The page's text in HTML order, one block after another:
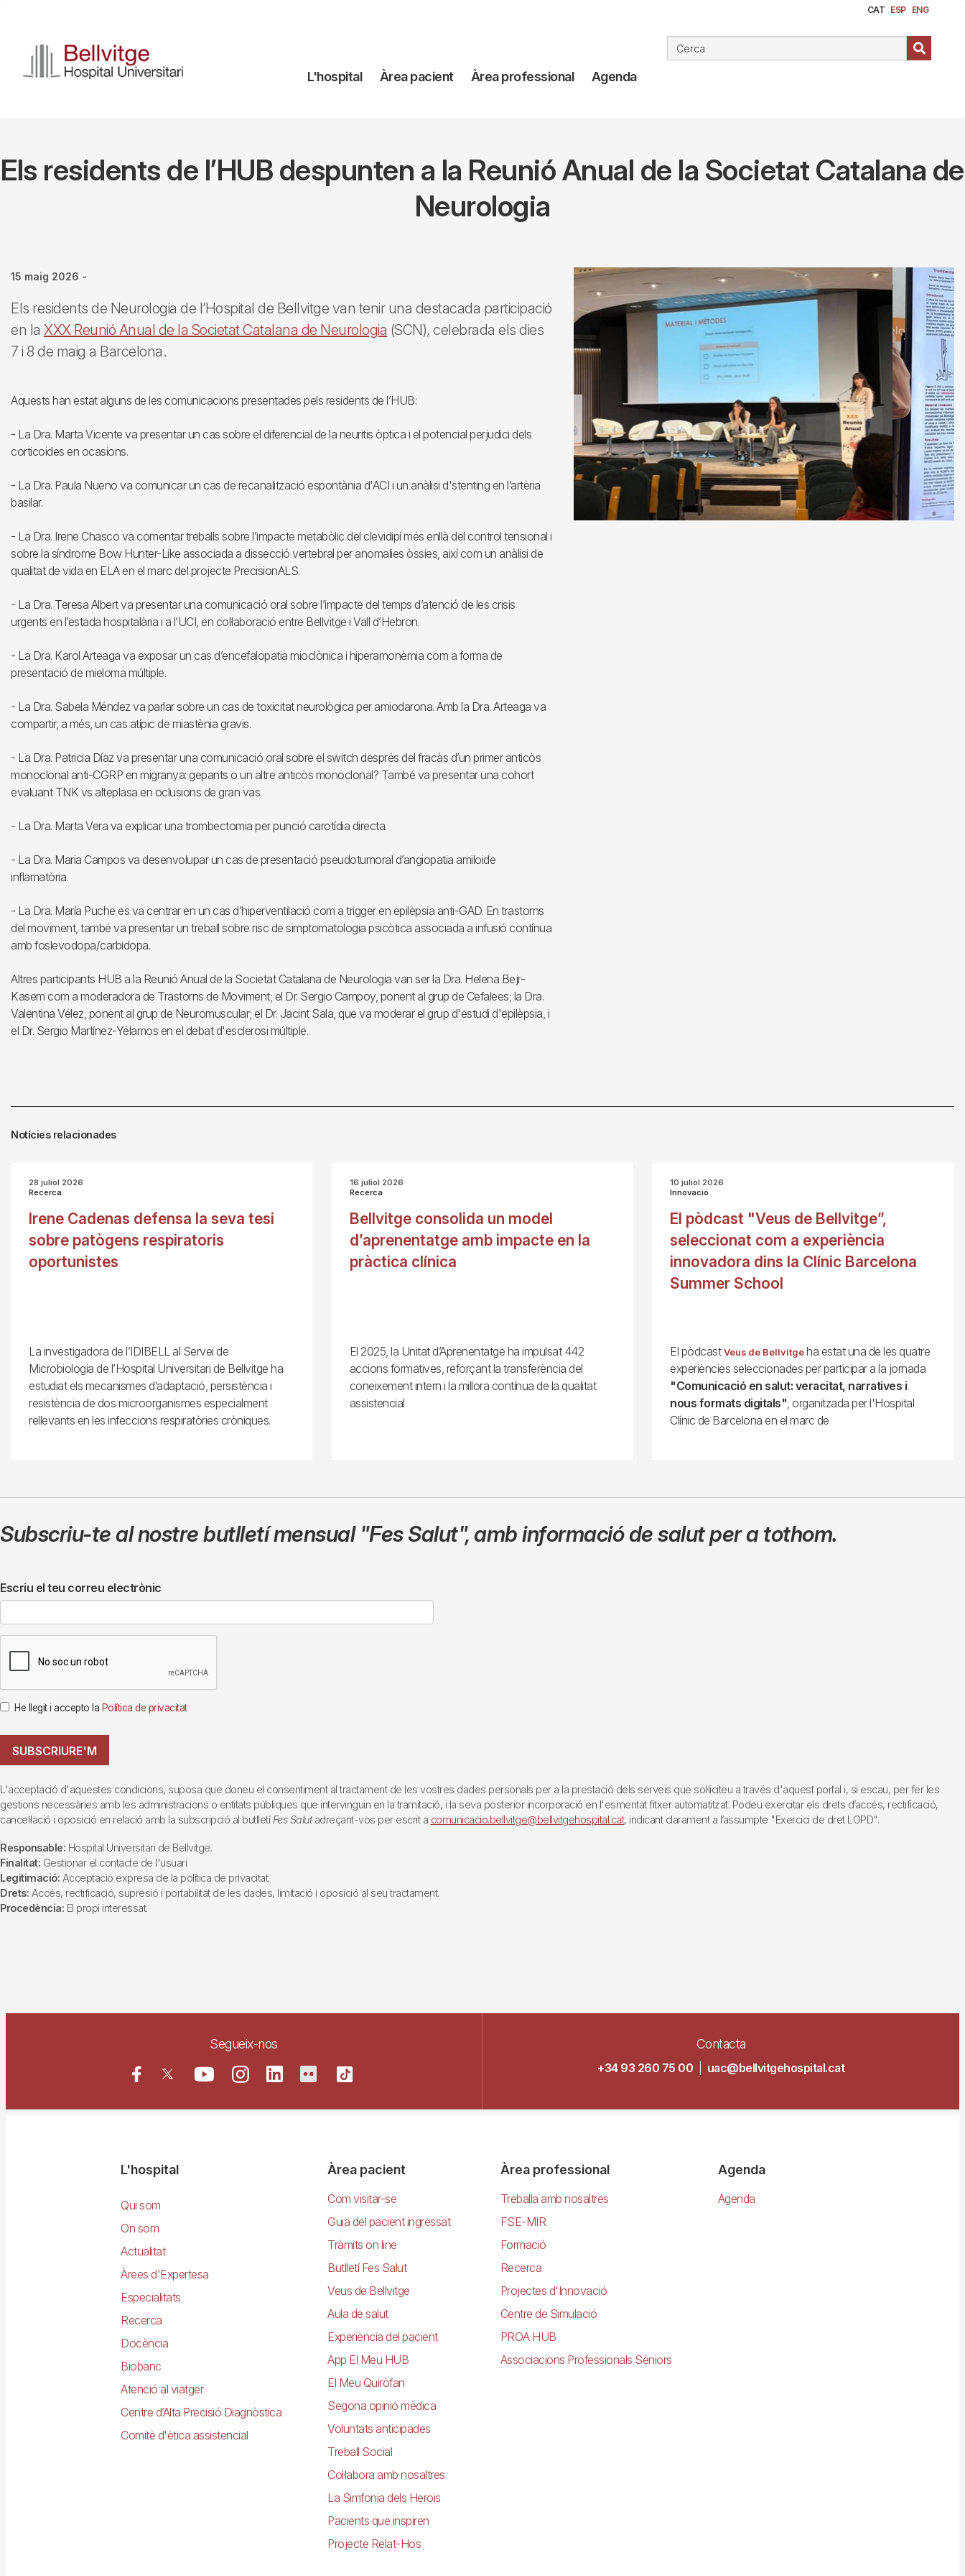
contingut
CAT ESP ENG
Navegación
L'hospital Àrea pacient Àrea professional Agenda
Els residents de l’HUB despunten a la Reunió Anual de la Societat Catalana de
Neurologia
15 maig 2026 -
Els residents de Neurologia de l’Hospital de Bellvitge van tenir una destacada participació
en la XXX Reunió Anual de la Societat Catalana de Neurologia (SCN), celebrada els dies
7 i 8 de maig a Barcelona.
Aquests han estat alguns de les comunicacions presentades pels residents de l’HUB:
- La Dra. Marta Vicente va presentar un cas sobre el diferencial de la neuritis òptica i el potencial perjudici dels
corticoides en ocasions.
- La Dra. Paula Nueno va comunicar un cas de recanalització espontània d'ACI i un anàlisi d'stenting en l’artèria
basilar.
- La Dra. Irene Chasco va comentar treballs sobre l’impacte metabòlic del clevidipí més enllà del control tensional i
sobre la síndrome Bow Hunter-Like associada a dissecció vertebral per anomalies òssies, així com un anàlisi de
qualitat de vida en ELA en el marc del projecte PrecisionALS.
- La Dra. Teresa Albert va presentar una comunicació oral sobre l’impacte del temps d’atenció de les crisis
urgents en l’estada hospitalària i a l’UCI, en col·laboració entre Bellvitge i Vall d’Hebron.
- La Dra. Karol Arteaga va exposar un cas d’encefalopatia mioclònica i hiperamonèmia com a forma de
presentació de mieloma múltiple.
- La Dra. Sabela Méndez va parlar sobre un cas de toxicitat neurològica per amiodarona. Amb la Dra. Arteaga va
compartir, a més, un cas atípic de miastènia gravis.
- La Dra. Patricia Díaz va presentar una comunicació oral sobre el switch després del fracàs d’un primer anticòs
monoclonal anti-CGRP en migranya: gepants o un altre anticòs monoclonal? També va presentar una cohort
evaluant TNK vs alteplasa en oclusions de gran vas.
- La Dra. Marta Vera va explicar una trombectomia per punció carotídia directa.
- La Dra. Maria Campos va desenvolupar un cas de presentació pseudotumoral d’angiopatia amiloide
inflamatòria.
- La Dra. María Puche es va centrar en un cas d’hiperventilació com a trigger en epilèpsia anti-GAD. En trastorns
del moviment, també va presentar un treball sobre risc de simptomatologia psicòtica associada a infusió contínua
amb foslevodopa/carbidopa.
Altres participants HUB a la Reunió Anual de la Societat Catalana de Neurologia van ser la Dra. Helena Bejr-
Kasem com a moderadora de Trastorns de Moviment; el Dr. Sergio Campoy, ponent al grup de Cefalees; la Dra.
Valentina Vélez, ponent al grup de Neuromuscular; el Dr. Jacint Sala, que va moderar el grup d'estudi d'epilèpsia, i
el Dr. Sergio Martínez-Yélamos en el debat d'esclerosi múltiple.
Notícies relacionades
28 juliol 2026
Recerca
Irene Cadenas defensa la seva tesi
sobre patògens respiratoris
oportunistes
La investigadora de l’IDIBELL al Servei de
Microbiologia de l’Hospital Universitari de Bellvitge ha
estudiat els mecanismes d’adaptació, persistència i
resistència de dos microorganismes especialment
rellevants en les infeccions respiratòries cròniques.
16 juliol 2026
Recerca
Bellvitge consolida un model
d’aprenentatge amb impacte en la
pràctica clínica
El 2025, la Unitat d’Aprenentatge ha impulsat 442
accions formatives, reforçant la transferència del
coneixement intern i la millora contínua de la qualitat
assistencial
10 juliol 2026
Innovació
El pòdcast "Veus de Bellvitge”,
seleccionat com a experiència
innovadora dins la Clínic Barcelona
Summer School
El pòdcast Veus de Bellvitgeha estat una de les quatre
experiències seleccionades per participar a la jornada
"Comunicació en salut: veracitat, narratives i
nous formats digitals", organitzada per l'Hospital
Clínic de Barcelona en el marc de
Subscriu-te al nostre butlletí mensual "Fes Salut",amb informació de salut per a tothom.
Escriu el teu correu electrònic
He llegit i accepto la Política de privacitat
SUBSCRIURE'M
L'acceptació d'aquestes condicions, suposa que doneu el consentiment al tractament de les vostres dades personals per a la prestació dels serveis que sol·liciteu a través d'aquest portal i, si escau, per fer les
gestions necessàries amb les administracions o entitats públiques que intervinguin en la tramitació, i la seva posterior incorporació en l'esmentat fitxer automatitzat. Podeu exercitar els drets d’accés, rectificació,
cancel·lació i oposició en relació amb la subscripció al butlletí Fes Salutadreçant-vos per escrit a comunicacio.bellvitge@bellvitgehospital.cat, indicant clarament a l’assumpte "Exercici de dret LOPD".
Responsable: Hospital Universitari de Bellvitge.
Finalitat: Gestionar el contacte de l'usuari
Legitimació: Acceptació expresa de la política de privacitat.
Drets: Accés, rectificació, supresió i portabilitat de les dades, limitació i oposició al seu tractament.
Procedència: El propi interessat.
Segueix-nos Contacta
+34 93 260 75 00 uac@bellvitgehospital.cat
NavegacióL'hospital
Qui som
On som
Actualitat
Àrees d'Expertesa
Especialitats
Recerca
Docència
Biobanc
Atenció al viatger
Centre d’Alta Precisió Diagnòstica
Comitè d'ètica assistencial
Àrea pacient
Com visitar-se
Guia del pacient ingressat
Tràmits on line
Butlletí Fes Salut
Veus de Bellvitge
Aula de salut
Experiència del pacient
App El Meu HUB
El Meu Quiròfan
Segona opinió mèdica
Voluntats anticipades
Treball Social
Col·labora amb nosaltres
La Simfonia dels Herois
Pacients que inspiren
Projecte Relat-Hos
Àrea professional
Treballa amb nosaltres
FSE-MIR
Formació
Recerca
Projectes d'Innovació
Centre de Simulació
PROA HUB
Associacions Professionals Sèniors
Agenda
Agenda